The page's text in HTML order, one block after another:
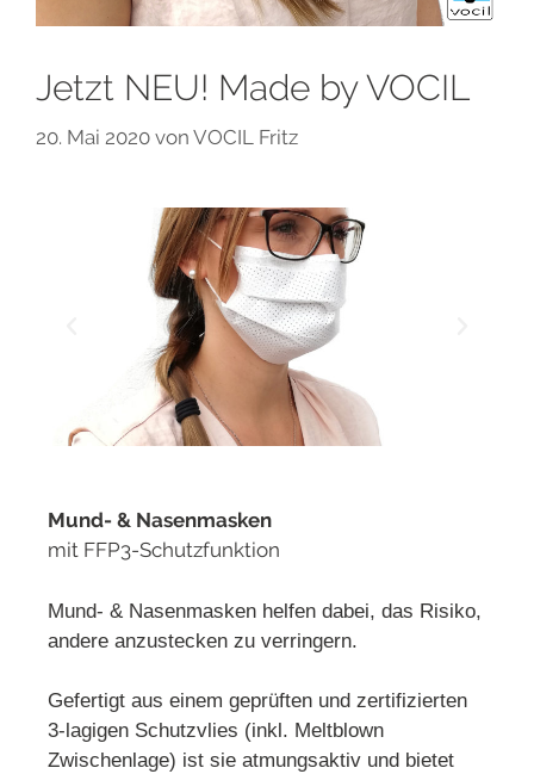
Jetzt NEU! Made by VOCIL
20. Mai 2020 von VOCIL Fritz
Mund- & Nasenmasken
mit FFP3-Schutzfunktion
Mund- & Nasenmasken helfen dabei, das Risiko,
andere anzustecken zu verringern.
Gefertigt aus einem geprüften und zertifizierten
3-lagigen Schutzvlies (inkl. Meltblown
Zwischenlage) ist sie atmungsaktiv und bietet